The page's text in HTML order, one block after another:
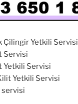
Çilingir Yetkili Servisi
Servisi
Yetkili Servisi
Yetkili Servisi
servisi